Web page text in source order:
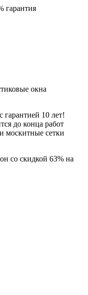
гарантия
окна
с гарантией 10 лет!
до конца работ
москитные сетки
со скидкой 63% на